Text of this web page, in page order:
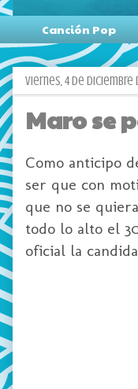
Canción Pop
viernes, 4 de diciembre
Maro se
Como anticipo
ser que con
que no se
todo lo alto el
oficial la